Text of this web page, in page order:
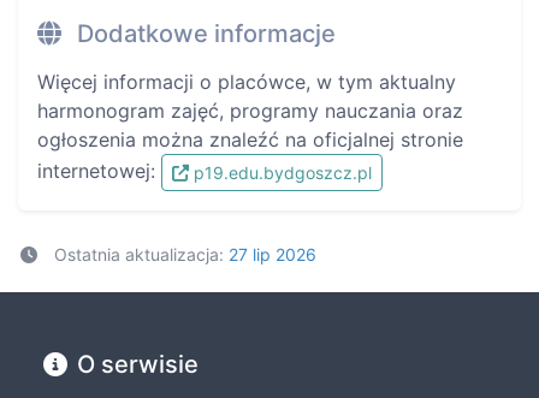
Dodatkowe informacje
Więcej informacji o placówce, w tym aktualny
harmonogram zajęć, programy nauczania oraz
ogłoszenia można znaleźć na oficjalnej stronie
internetowej:
p19.edu.bydgoszcz.pl
Ostatnia aktualizacja: 27 lip 2026
O serwisie